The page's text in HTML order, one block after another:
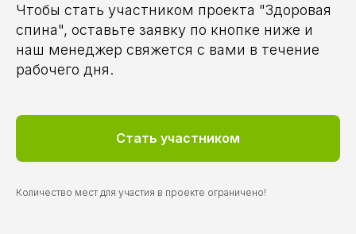
Чтобы стать участником проекта "Здоровая
спина", оставьте заявку по кнопке ниже и
наш менеджер свяжется с вами в течение
рабочего дня.
Стать участником
Количество мест для участия в проекте ограничено!